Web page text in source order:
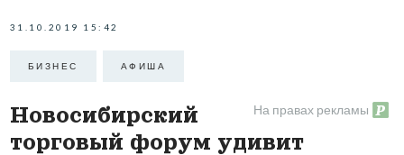
31.10.2019 15:42
БИЗНЕС АФИША
На правах рекламы
Новосибирский
торговый форум удивит